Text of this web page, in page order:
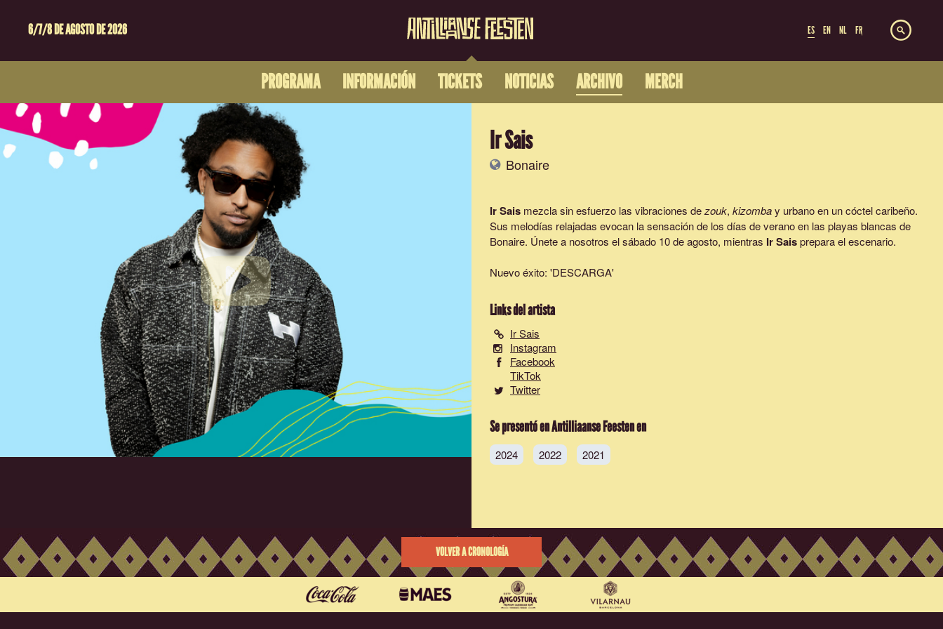
6/7/8 DE AGOSTO DE 2026 ES EN NL FR
PROGRAMA INFORMACIÓN TICKETS NOTICIAS ARCHIVO MERCH
Ir Sais
Bonaire
Ir Sais mezcla sin esfuerzo las vibraciones dezouk, kizombay urbano en un cóctel caribeño.
Sus melodías relajadas evocan la sensación de los días de verano en las playas blancas de
Bonaire. Únete a nosotros el sábado 10 de agosto, mientras Ir Saisprepara el escenario.
Nuevo éxito: 'DESCARGA'
Links del artista
Ir Sais
Instagram
Facebook
TikTok
Twitter
Se presentó en Antilliaanse Feesten en
2024 2022 2021
VOLVER A CRONOLOGÍA